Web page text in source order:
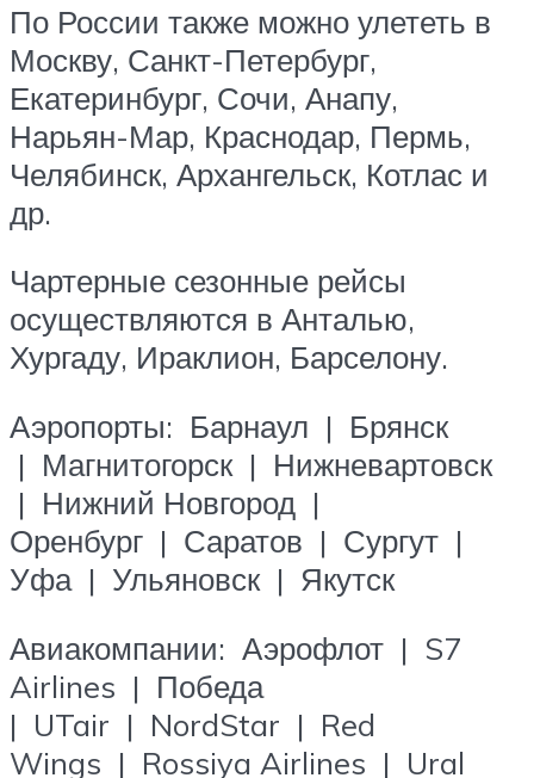
По России также можно улететь в
Москву, Санкт-Петербург,
Екатеринбург, Сочи, Анапу,
Нарьян-Мар, Краснодар, Пермь,
Челябинск, Архангельск, Котлас и
др.
Чартерные сезонные рейсы
осуществляются в Анталью,
Хургаду, Ираклион, Барселону.
Аэропорты: Барнаул | Брянск
| Магнитогорск | Нижневартовск
| Нижний Новгород |
Оренбург | Саратов | Сургут |
Уфа | Ульяновск | Якутск
Авиакомпании: Аэрофлот | S7
Airlines | Победа
| UTair | NordStar | Red
Wings | Rossiya Airlines | Ural